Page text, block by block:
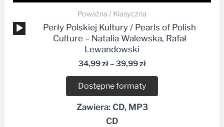
Poważna / Klasyczna
Odtwarzacz
plików
dźwiękowych
Perły Polskiej Kultury / Pearls of Polish
Culture – Natalia Walewska, Rafał
Lewandowski
34,99zł– 39,99zł
Dostępne formaty
Zawiera: CD, MP3
CD